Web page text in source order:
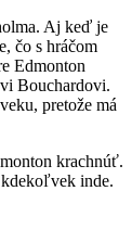
Aj keď je
čo s hráčom
Edmonton
Bouchardovi.
pretože má
krachnúť.
inde.